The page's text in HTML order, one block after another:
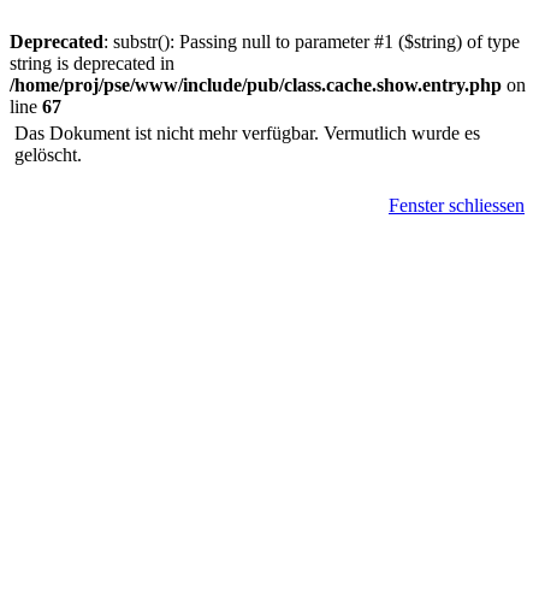
Deprecated: substr(): Passing null to parameter #1 ($string) of type
string is deprecated in
/home/proj/pse/www/include/pub/class.cache.show.entry.php on
line 67
Das Dokument ist nicht mehr verfügbar. Vermutlich wurde es
gelöscht.
Fenster schliessen